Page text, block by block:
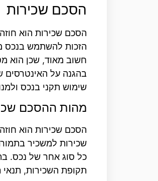
הסכם שכירות
הסכם שכירות הוא
הזכות להשתמש בנכס
חשוב מאוד, שכן הוא
בהגנה על
שימוש תקני בנכס
מהות ההסכם
הסכם שכירות הוא
שכירות למשכיר
כל סוג אחר של נכס.
תקופת השכירות, תנאי